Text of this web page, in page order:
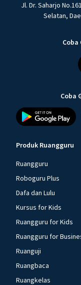
Jl. Dr. Saharjo
Selatan,
Coba
Coba
Produk Ruangguru
Ruangguru
Roboguru Plus
Dafa dan Lulu
Kursus for Kids
Ruangguru for Kids
Ruangguru for
Ruanguji
Ruangbaca
Ruangkelas